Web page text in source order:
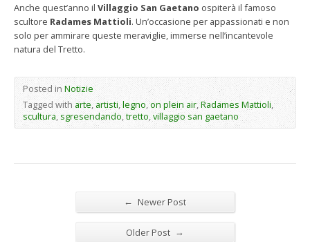
Anche quest’anno il Villaggio San Gaetano ospiterà il famoso
scultore Radames Mattioli. Un’occasione per appassionati e non
solo per ammirare queste meraviglie, immerse nell’incantevole
natura del Tretto.
Posted in Notizie
Tagged witharte,artisti,legno,on plein air,Radames Mattioli,
scultura, sgresendando,tretto,villaggio san gaetano
← Newer Post
Older Post →